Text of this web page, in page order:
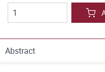
Abstract